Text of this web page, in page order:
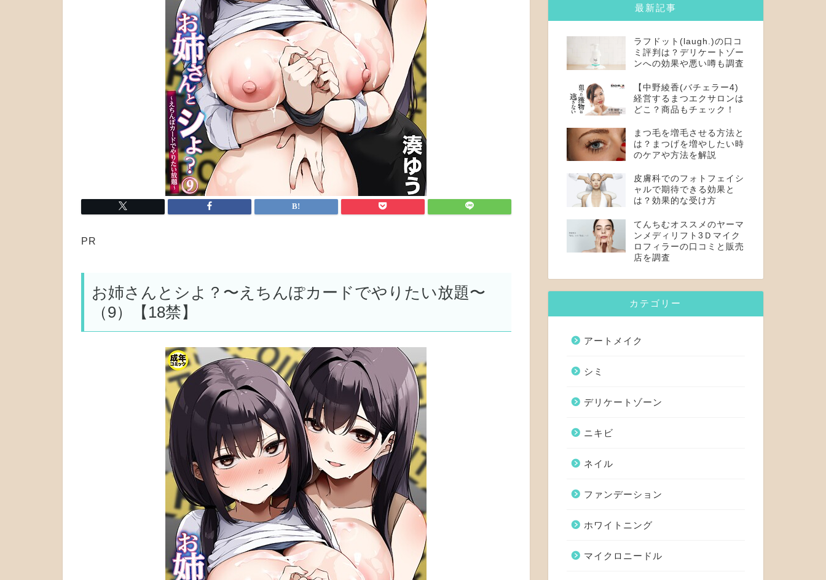
PR
お姉さんとシよ？〜えちんぽカードでやりたい放題〜
（9）【18禁】
最新記事
ラフドット(laugh.)の口コ
ミ評判は？デリケートゾー
ンへの効果や悪い噂も調査
【中野綾香(バチェラー4)
経営するまつエクサロンは
どこ？商品もチェック！
まつ毛を増毛させる方法と
は？まつげを増やしたい時
のケアや方法を解説
皮膚科でのフォトフェイシ
ャルで期待できる効果と
は？効果的な受け方
てんちむオススメのヤーマ
ンメディリフト3Ｄマイク
ロフィラーの口コミと販売
店を調査
カテゴリー
アートメイク
シミ
デリケートゾーン
ニキビ
ネイル
ファンデーション
ホワイトニング
マイクロニードル